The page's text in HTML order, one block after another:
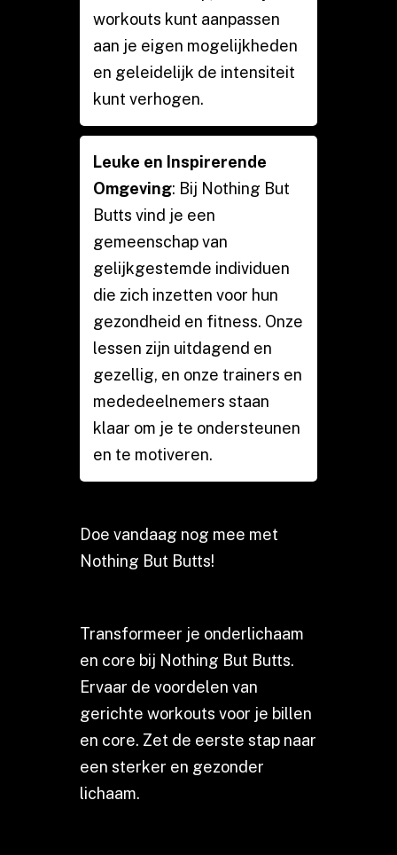
workouts kunt aanpassen
aan je eigen mogelijkheden
en geleidelijk de intensiteit
kunt verhogen.
Leuke en Inspirerende
Omgeving: Bij Nothing But
Butts vind je een
gemeenschap van
gelijkgestemde individuen
die zich inzetten voor hun
gezondheid en fitness. Onze
lessen zijn uitdagend en
gezellig, en onze trainers en
mededeelnemers staan
klaar om je te ondersteunen
en te motiveren.
Doe vandaag nog mee met
Nothing But Butts!
Transformeer je onderlichaam
en core bij Nothing But Butts.
Ervaar de voordelen van
gerichte workouts voor je billen
en core. Zet de eerste stap naar
een sterker en gezonder
lichaam.